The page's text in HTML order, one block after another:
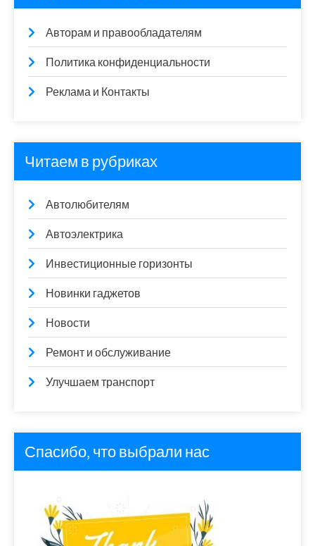
Авторам и правообладателям
Политика конфиденциальности
Реклама и Контакты
Читаем в рубриках
Автолюбителям
Автоэлектрика
Инвестиционные горизонты
Новинки гаджетов
Новости
Ремонт и обслуживание
Улучшаем транспорт
Спасибо, что выбрали нас